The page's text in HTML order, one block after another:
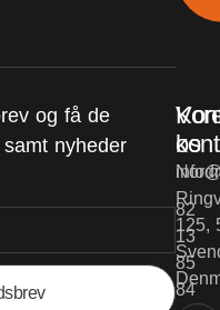
og få de
nyheder
125,
os
82
13
85
84